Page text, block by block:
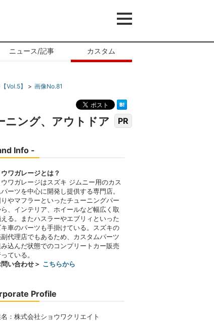
ニュース/記事 カスタム
Vol.5】
画像No.81
PR
ニング、アウトドア
Info -
ワガレージとは？
ワガレージはスズキ ジムニー用のカス
ーツを中心に開発し提供する専門店。
りやマフラーといったチューニングパー
、インテリア、ホイールなど幅広く取
える。またハスラーやエブリィといった
キ車のパーツも手掛けている。スズキの
代理店でもあるため、カスタムパーツ
込んだ状態でのコンプリートカー販売
ている。
問い合わせ＞ こちらから
Profile
：株式会社ショウワクリエイト